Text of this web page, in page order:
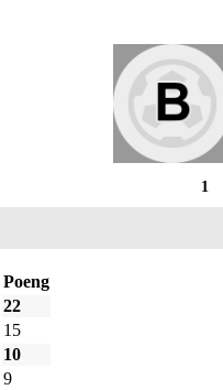
1
Poeng
22
15
10
9